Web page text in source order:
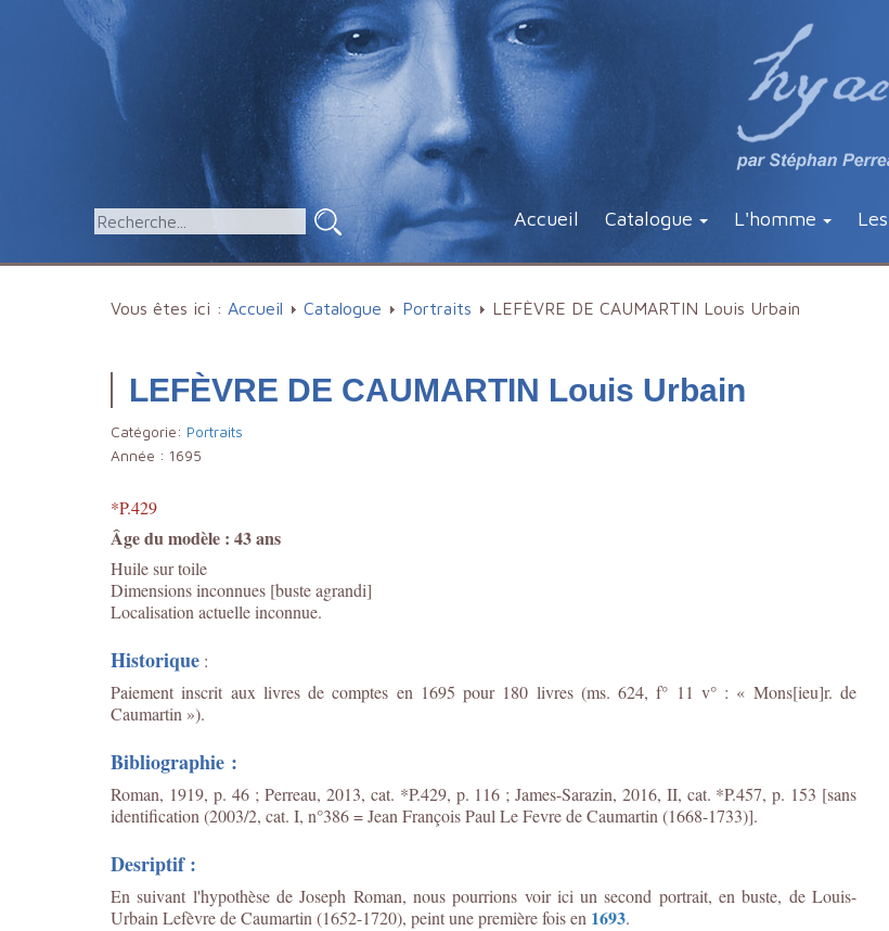
Accueil Catalogue L'homme
Vous êtes ici : Accueil Catalogue Portraits LEFÈVRE DE CAUMARTIN Louis Urbain
LEFÈVRE DE CAUMARTIN Louis Urbain
Catégorie: Portraits
Année : 1695
*P.429
Âge du modèle : 43 ans
Huile sur toile
Dimensions inconnues [buste agrandi]
Localisation actuelle inconnue.
Historique :
Paiement inscrit aux livres de comptes en 1695 pour 180 livres (ms. 624, f° 11 v° : « Mons[ieu]r. de
Caumartin »).
Bibliographie :
Roman, 1919, p. 46 ; Perreau, 2013, cat. *P.429, p. 116 ; James-Sarazin, 2016, II, cat. *P.457, p. 153 [sans
identification (2003/2, cat. I, n°386 = Jean François Paul Le Fevre de Caumartin (1668-1733)].
Desriptif :
En suivant l'hypothèse de Joseph Roman, nous pourrions voir ici un second portrait, en buste, de Louis-
Urbain Lefèvre de Caumartin (1652-1720), peint une première fois en 1693.